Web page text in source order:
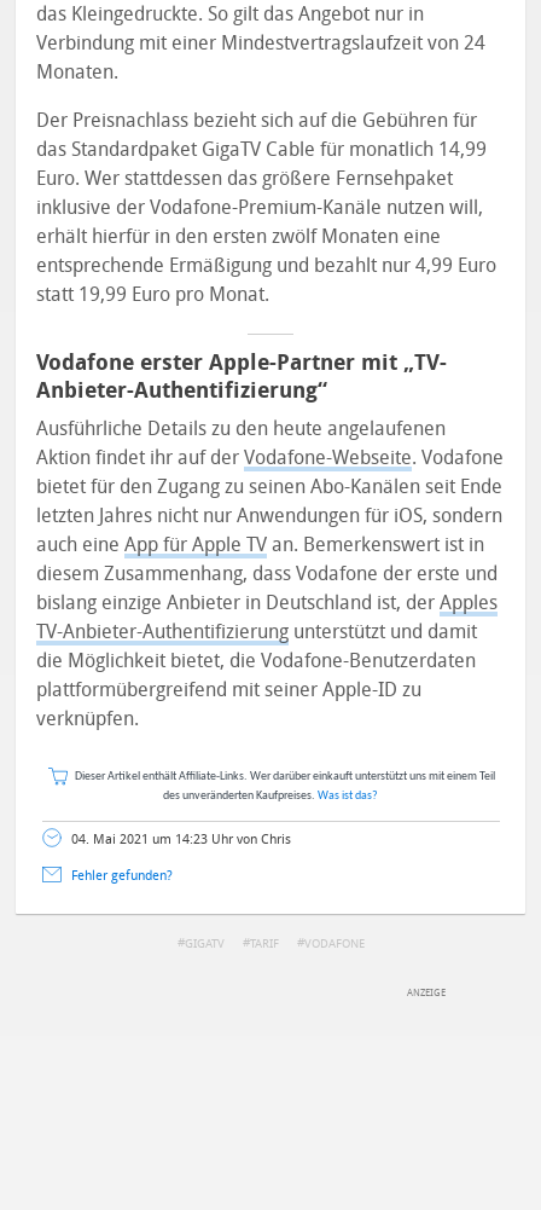
das Kleingedruckte. So gilt das Angebot nur in
Verbindung mit einer Mindestvertragslaufzeit von 24
Monaten.
Der Preisnachlass bezieht sich auf die Gebühren für
das Standardpaket GigaTV Cable für monatlich 14,99
Euro. Wer stattdessen das größere Fernsehpaket
inklusive der Vodafone-Premium-Kanäle nutzen will,
erhält hierfür in den ersten zwölf Monaten eine
entsprechende Ermäßigung und bezahlt nur 4,99 Euro
statt 19,99 Euro pro Monat.
Vodafone erster Apple-Partner mit „TV-
Anbieter-Authentifizierung“
Ausführliche Details zu den heute angelaufenen
Aktion findet ihr auf derVodafone-Webseite. Vodafone
bietet für den Zugang zu seinen Abo-Kanälen seit Ende
letzten Jahres nicht nur Anwendungen für iOS, sondern
auch eineApp für Apple TV an. Bemerkenswert ist in
diesem Zusammenhang, dass Vodafone der erste und
bislang einzige Anbieter in Deutschland ist, derApples
TV-Anbieter-Authentifizierung unterstützt und damit
die Möglichkeit bietet, die Vodafone-Benutzerdaten
plattformübergreifend mit seiner Apple-ID zu
verknüpfen.
Dieser Artikel enthält Affiliate-Links. Wer darüber einkauft unterstützt uns mit einem Teil
des unveränderten Kaufpreises. Was ist das?
04. Mai 2021 um 14:23 Uhr von Chris
Fehler gefunden?
GIGATV TARIF VODAFONE